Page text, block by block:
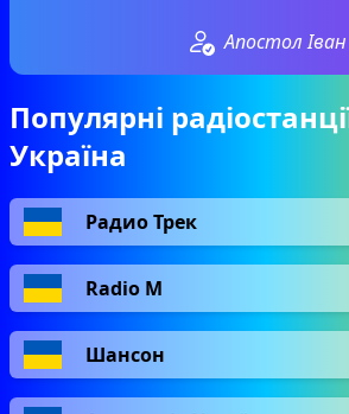
Апостол Іван
Популярні
Україна
Радио Трек
Radio М
Шансон